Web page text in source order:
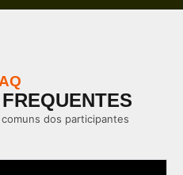
dos participantes